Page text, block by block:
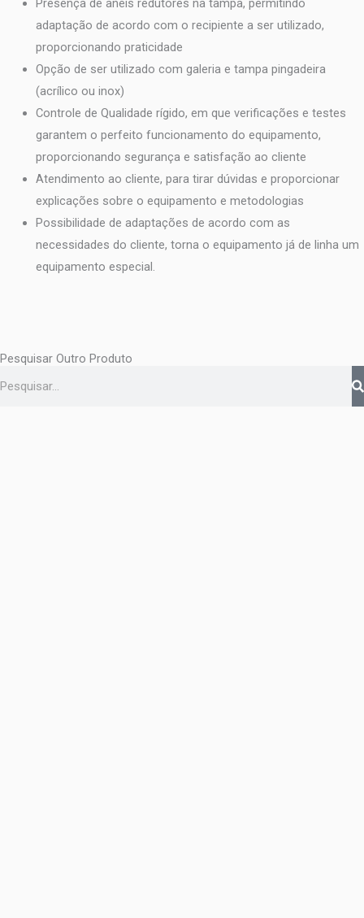
adaptação de acordo com o recipiente a ser utilizado,
proporcionando praticidade
Opção de ser utilizado com galeria e tampa pingadeira
(acrílico ou inox)
Controle de Qualidade rígido, em que verificações e testes
garantem o perfeito funcionamento do equipamento,
proporcionando segurança e satisfação ao cliente
Atendimento ao cliente, para tirar dúvidas e proporcionar
explicações sobre o equipamento e metodologias
Possibilidade de adaptações de acordo com as
necessidades do cliente, torna o equipamento já de linha um
equipamento especial.
Pesquisar Outro Produto